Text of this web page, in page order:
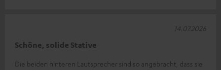
Schöne, solide Stative
Die beiden hinteren Lautsprecher sind so angebracht, dass sie
14.07.2026